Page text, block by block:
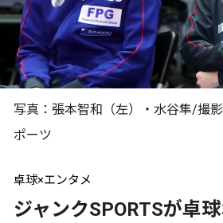
写真：張本智和（左）・水谷隼/撮
ポーツ
卓球×エンタメ
ジャンクSPORTSが卓